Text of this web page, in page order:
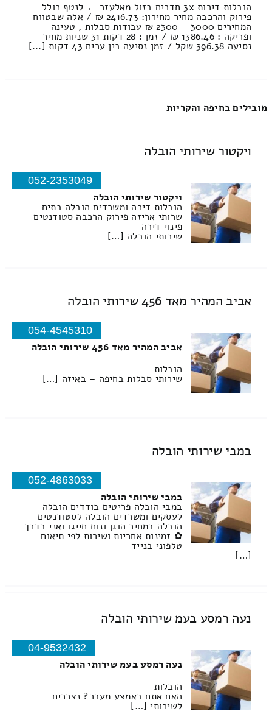
הובלות דירות 3x חדרים בזול מאלעזר ← לנטף כולל
פירוק והרכבה מחיר מחירון: 2416.73 ₪ / אלה שבטווח
המחירים 3000 – 2300 ₪ עבודות סבלות , טעינה
ופריקה : 1386.46 ₪ / זמן : 28 דקות 31 שניות מחיר
נסיעה 396.38 שקל / זמן נסיעה בין ערים 43 דקות [...]
מובילים בחיפה והקריות
ויקטור שירותי הובלה
052-2353049
ויקטור שירותי הובלה
הובלות דירה ומשרדים הובלה בתים
שרותי אריזה פירוק הרכבה סטודנטים
פינוי דירה
שירותי הובלה […]
אביב המהיר מאד 456 שירותי הובלה
054-4545310
אביב המהיר מאד 456 שירותי הובלה
הובלות
שירותי סבלות בחיפה – באיזה […]
במבי שירותי הובלה
052-4863033
במבי שירותי הובלה
במבי הובלה פריטים בודדים הובלה
לעסקים ומשרדים הובלה לסטודנטים
הובלה במחיר הוגן ונוח חייגו ואני בדרך
✿ זמינות אחריות ושירות לפי תיאום
טלפוני בנייד
[…]
נעה רמסע בעמ שירותי הובלה
04-9532432
נעה רמסע בעמ שירותי הובלה
הובלות
האם אתם באמצע מעבר? נצרכים
לשירותי […]